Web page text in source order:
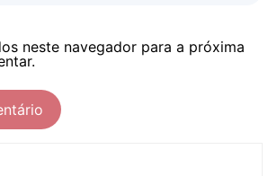
neste navegador para a próxima